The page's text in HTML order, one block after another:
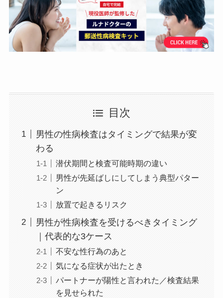
目次
男性の性病検査はタイミングで結果が変
わる
潜伏期間と検査可能時期の違い
男性が先延ばしにしてしまう典型パター
ン
放置で起きるリスク
男性が性病検査を受けるべきタイミング
｜代表的な3ケース
不安な性行為のあと
気になる症状が出たとき
パートナーが陽性と言われた／検査結果
を見せられた